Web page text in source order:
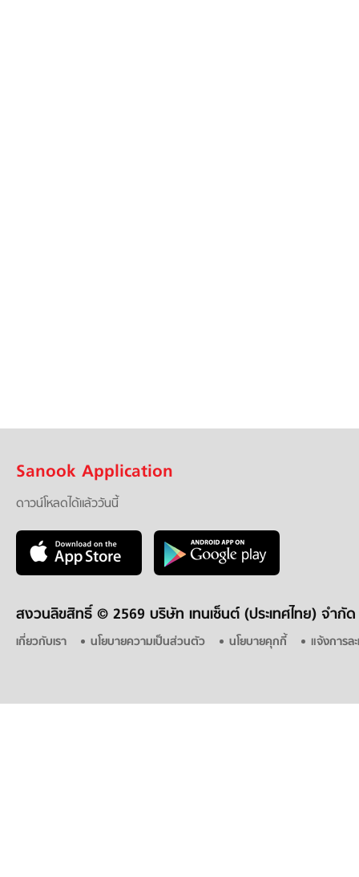
Sanook Application
ดาวน์โหลดได้แล้ววันนี้
สงวนลิขสิทธิ์ © 2569 บริษัท เทนเซ็นต์ (ประเทศไทย) จำกัด
เกี่ยวกับเรา นโยบายความเป็นส่วนตัว นโยบายคุกกี้ แจ้งการล